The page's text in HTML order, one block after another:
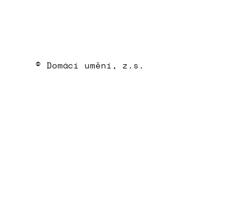
© Domácí umění, z.s.